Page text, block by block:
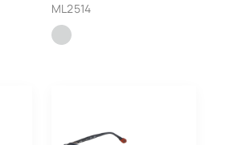
ML2514